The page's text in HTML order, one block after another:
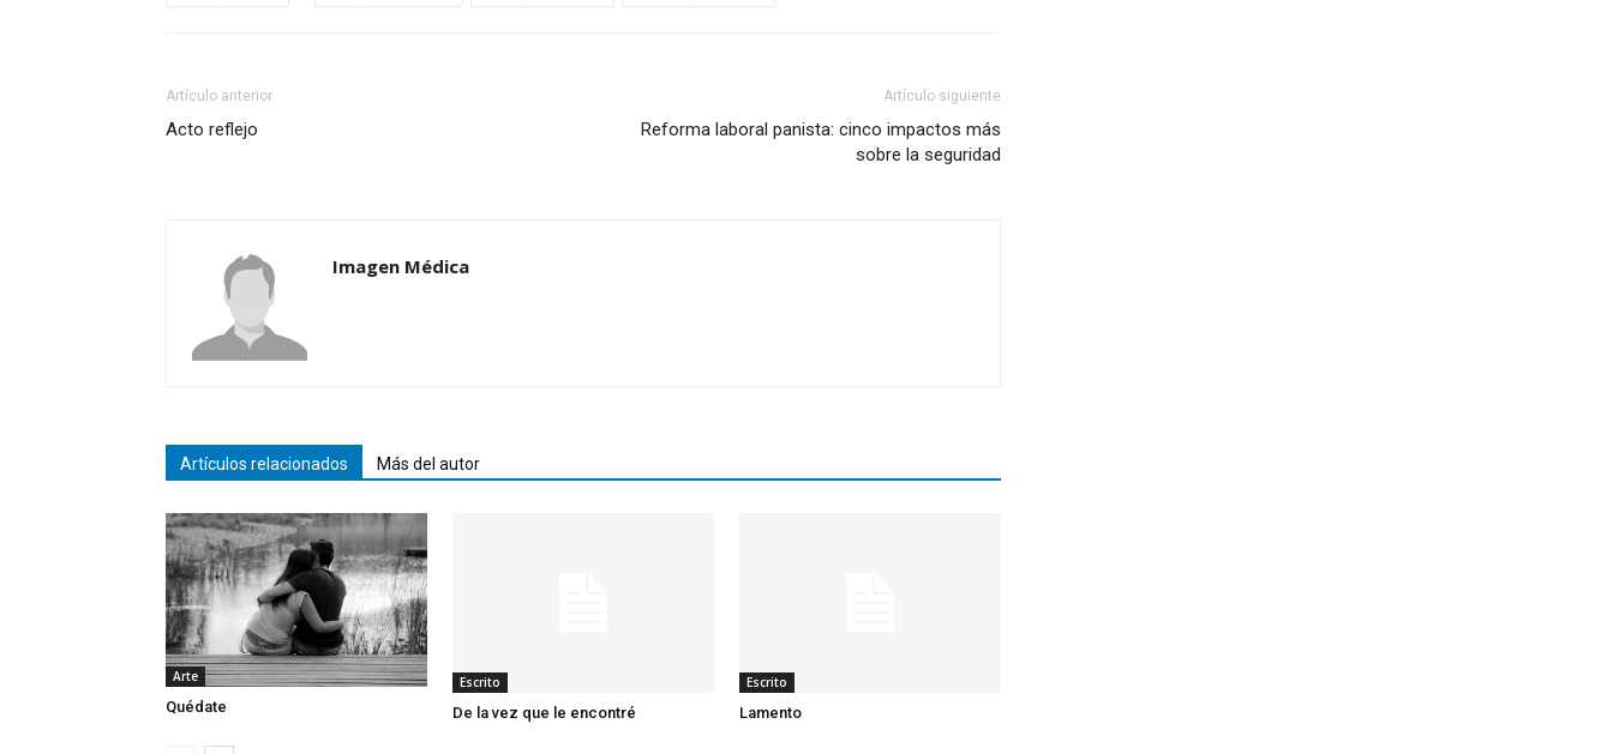
Artículo anterior
Acto reflejo
Artículo siguiente
Reforma laboral panista: cinco impactos más
sobre la seguridad
Imagen Médica
Artículos relacionados Más del autor
Arte
Quédate
Escrito
De la vez que le encontré
Escrito
Lamento